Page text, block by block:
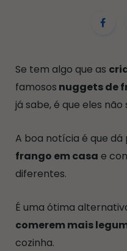
Se tem algo que as
famosos nuggets de
já sabe, é que eles não
A boa notícia é que dá
frango em casa e
diferentes.
É uma ótima
comerem mais
cozinha.